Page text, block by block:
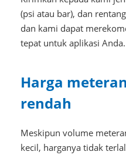
(psi atau bar), dan
dan kami dapat
tepat untuk aplikasi Anda.
Harga
rendah
Meskipun volume
kecil, harganya tidak